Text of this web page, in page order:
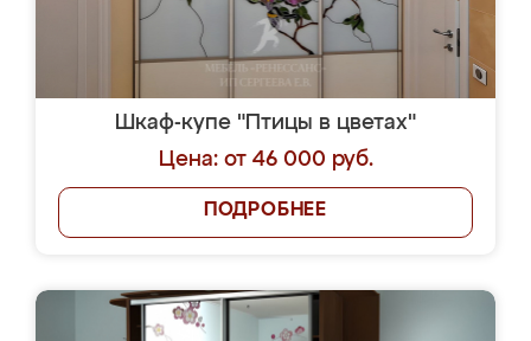
Шкаф-купе "Птицы в цветах"
Цена: от 46 000 руб.
ПОДРОБНЕЕ